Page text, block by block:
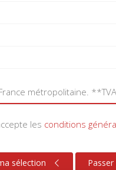
métropolitaine.
les conditions
sélection